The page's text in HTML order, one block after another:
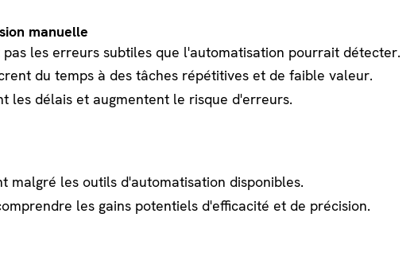
manuelle
les erreurs subtiles que l'automatisation pourrait détecter.
du temps à des tâches répétitives et de faible valeur.
les délais et augmentent le risque d'erreurs.
malgré les outils d'automatisation disponibles.
les gains potentiels d'efficacité et de précision.